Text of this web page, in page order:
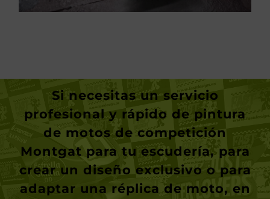
Si necesitas un servicio
profesional y rápido de pintura
de motos de competición
Montgat para tu escudería, para
crear un diseño exclusivo o para
adaptar una réplica de moto, en